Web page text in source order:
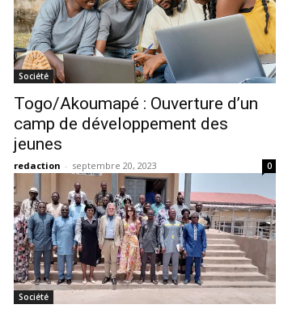
Société
Togo/Akoumapé : Ouverture d’un
camp de développement des
jeunes
redaction - septembre 20, 2023 0
Société